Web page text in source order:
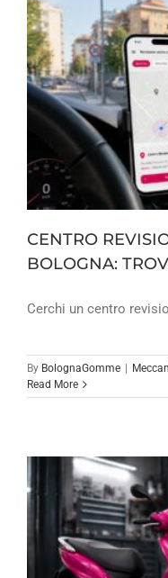
CENTRO
BOLOGNA:
Cerchi un centro
By BolognaGomme |
Read More